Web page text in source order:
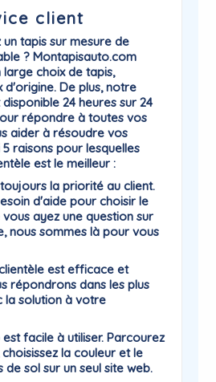
client
tapis sur mesure de
? Montapisauto.com
choix de tapis,
d'origine. De plus, notre
24 heures sur 24
répondre à toutes vos
aider à résoudre vos
raisons pour lesquelles
est le meilleur :
la priorité au client.
d'aide pour choisir le
ayez une question sur
nous sommes là pour vous
est efficace et
répondrons dans les plus
la solution à votre
facile à utiliser. Parcourez
la couleur et le
sol sur un seul site web.